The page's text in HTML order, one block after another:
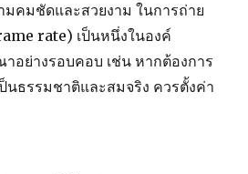
คมชัดและสวยงาม ในการถ่าย
rate) เป็นหนึ่งในองค์
อย่างรอบคอบ เช่น หากต้องการ
นธรรมชาติและสมจริง ควรตั้งค่า